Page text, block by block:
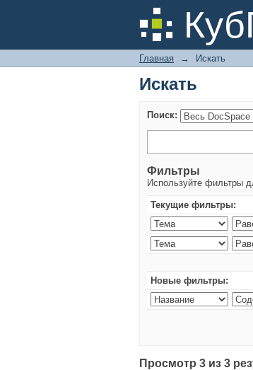
Искать
Главная → Искать
Искать
Поиск:
Фильтры
Используйте фильтры
Текущие фильтры:
Новые фильтры:
Просмотр 3 из 3